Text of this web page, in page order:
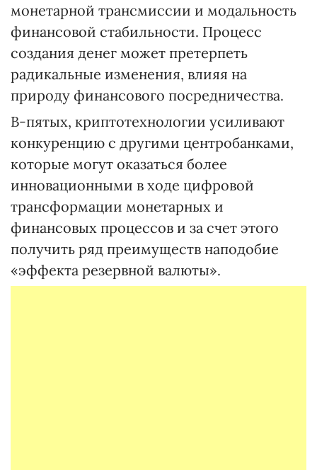
монетарной трансмиссии и модальность
финансовой стабильности. Процесс
создания денег может претерпеть
радикальные изменения, влияя на
природу финансового посредничества.
В-пятых, криптотехнологии усиливают
конкуренцию с другими центробанками,
которые могут оказаться более
инновационными в ходе цифровой
трансформации монетарных и
финансовых процессов и за счет этого
получить ряд преимуществ наподобие
«эффекта резервной валюты».